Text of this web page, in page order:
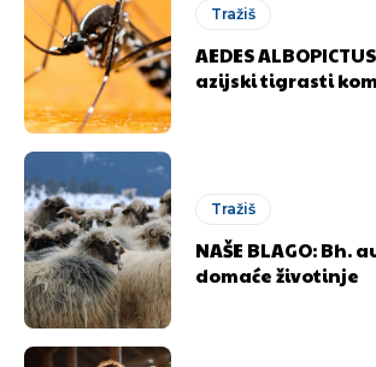
Ovim putem želimo da vam se
odlučili da pustite Vašu priču da živi,
Objavi.ba
[wpuf_form id=”7463”]
Ovim putem želimo da vam se
odlučili da pustite Vašu priču da živi,
Objavi.ba
[wpuf_form id=”7463”]
Tražiš
AEDES
azijski tigrasti
Tražiš
NAŠE BLAGO: Bh.
domaće životinje